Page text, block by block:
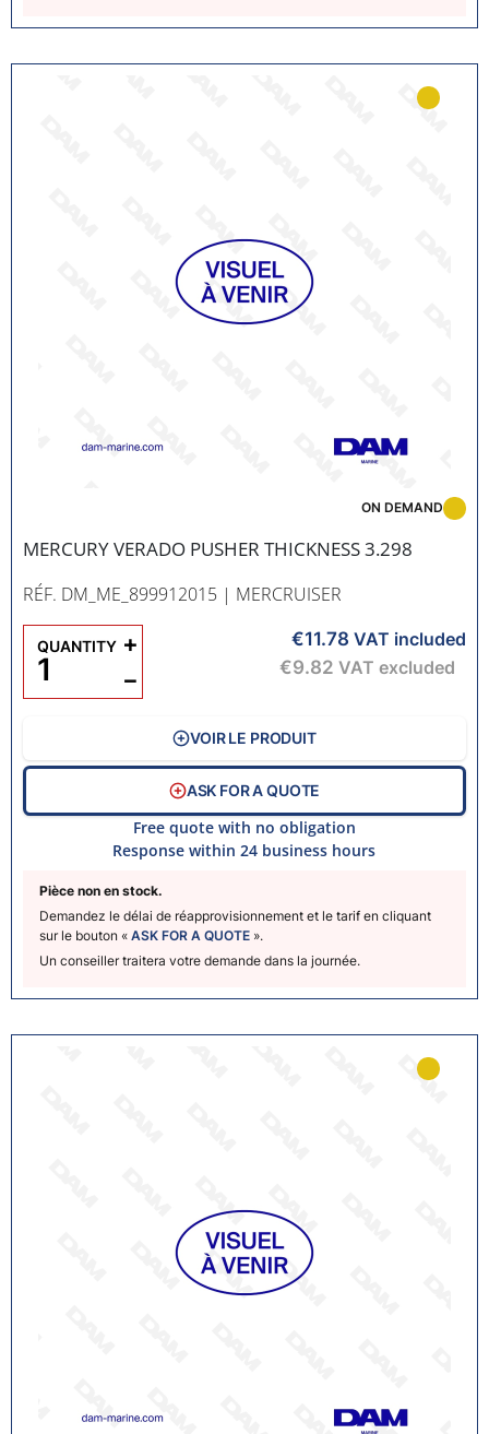
MERCURY VERADO PUSHER THICKNESS 3.298
RÉF. DM_ME_899912015 | MERCRUISER
Pièce non en stock.
Demandez le délai de réapprovisionnement et le tarif en cliquant
sur le bouton « ASK FOR A QUOTE ».
Un conseiller traitera votre demande dans la journée.
ON DEMAND
€11.78 VAT included
€9.82 VAT excluded
QUANTITY
−
+
VOIR LE PRODUIT
ASK FOR A QUOTE
Free quote with no obligation
Response within 24 business hours